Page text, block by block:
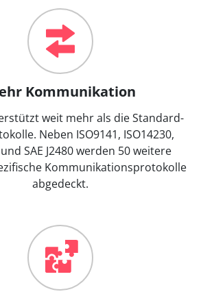
Kommunikation
weit mehr als die Standard-
Neben ISO9141, ISO14230,
SAE J2480 werden 50 weitere
Kommunikationsprotokolle
abgedeckt.